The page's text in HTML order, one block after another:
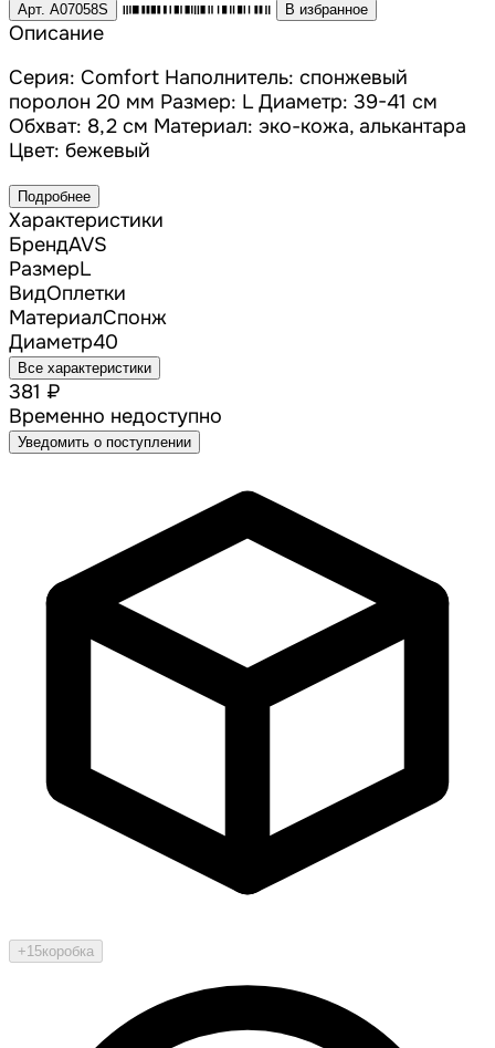
Арт. A07058S В избранное
Описание
Серия: Comfort Наполнитель: спонжевый
поролон 20 мм Размер: L Диаметр: 39-41 см
Обхват: 8,2 см Материал: эко-кожа, алькантара
Цвет: бежевый
Подробнее
Характеристики
БрендAVS
РазмерL
ВидОплетки
МатериалСпонж
Диаметр40
Все характеристики
381 ₽
Временно недоступно
Уведомить о поступлении
+15коробка